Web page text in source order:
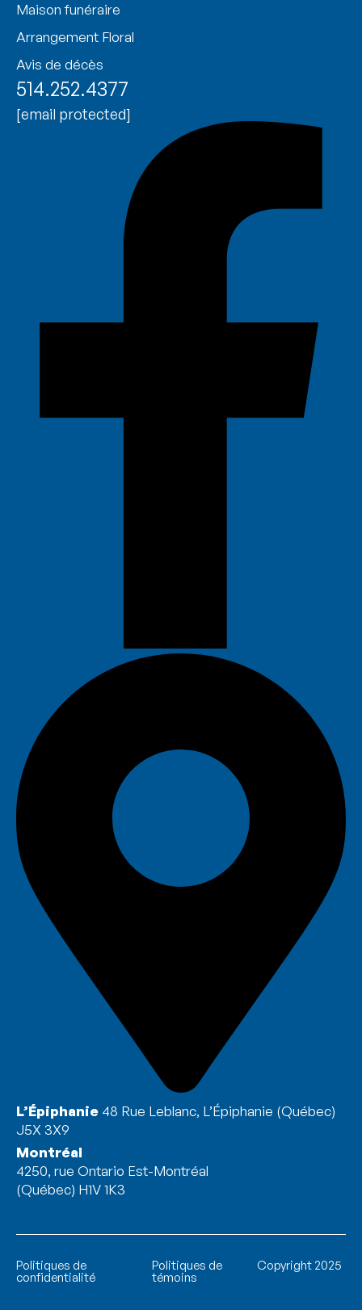
Maison funéraire
Arrangement Floral
Avis de décès
514.252.4377
[email protected]
L’Épiphanie 48 Rue Leblanc, L’Épiphanie (Québec)
J5X 3X9
Montréal
4250, rue Ontario Est-Montréal
(Québec) H1V 1K3
Politiques de
confidentialité
Politiques de
témoins
Copyright 2025